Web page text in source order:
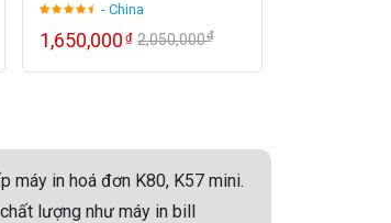
- China
1,650,000₫ 2,050,000₫
máy in hoá đơn K80, K57 mini.
lượng như máy in bill